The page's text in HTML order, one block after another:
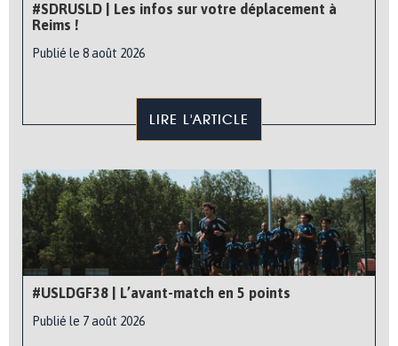
#SDRUSLD | Les infos sur votre déplacement à
Reims !
Publié le 8 août 2026
LIRE L'ARTICLE
#USLDGF38 | L’avant-match en 5 points
Publié le 7 août 2026